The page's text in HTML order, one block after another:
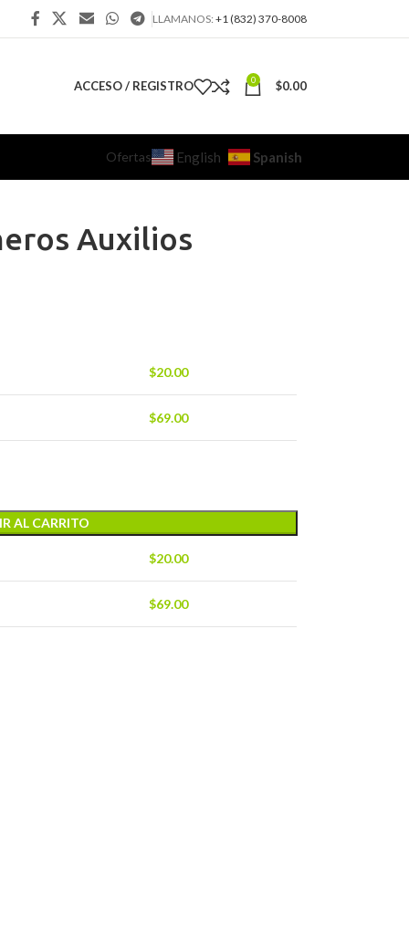
LLAMANOS: +1 (832) 370-8008
ACCESO / REGISTRO 0 $0.00
Ofertas English Spanish
Auxilios
$20.00
$69.00
AL CARRITO
$20.00
$69.00